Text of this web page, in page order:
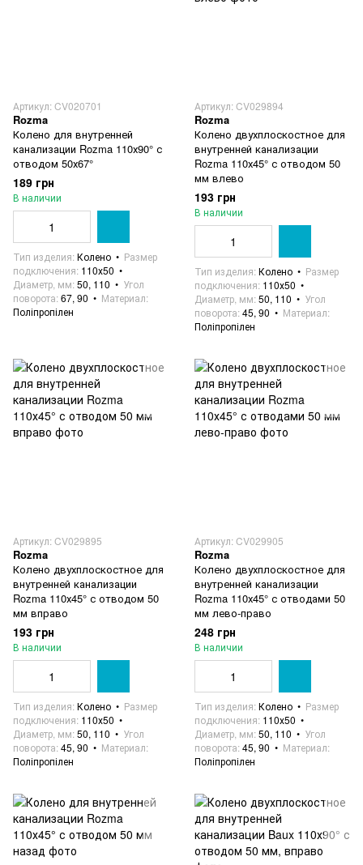
Артикул: CV020701
Rozma
Колено для внутренней
канализации Rozma 110х90° с
отводом 50х67°
189 грн
В наличии
Тип изделия Колено
Размер
подключения 110х50
Диаметр, мм 50, 110
Угол
поворота 67, 90
Материал
Поліпропілен
Артикул: CV029894
Rozma
Колено двухплоскостное для
внутренней канализации
Rozma 110х45° с отводом 50
мм влево
193 грн
В наличии
Тип изделия Колено
Размер
подключения 110х50
Диаметр, мм 50, 110
Угол
поворота 45, 90
Материал
Поліпропілен
Артикул: CV029895
Rozma
Колено двухплоскостное для
внутренней канализации
Rozma 110х45° с отводом 50
мм вправо
193 грн
В наличии
Тип изделия Колено
Размер
подключения 110х50
Диаметр, мм 50, 110
Угол
поворота 45, 90
Материал
Поліпропілен
Артикул: CV029905
Rozma
Колено двухплоскостное для
внутренней канализации
Rozma 110х45° с отводами 50
мм лево-право
248 грн
В наличии
Тип изделия Колено
Размер
подключения 110х50
Диаметр, мм 50, 110
Угол
поворота 45, 90
Материал
Поліпропілен